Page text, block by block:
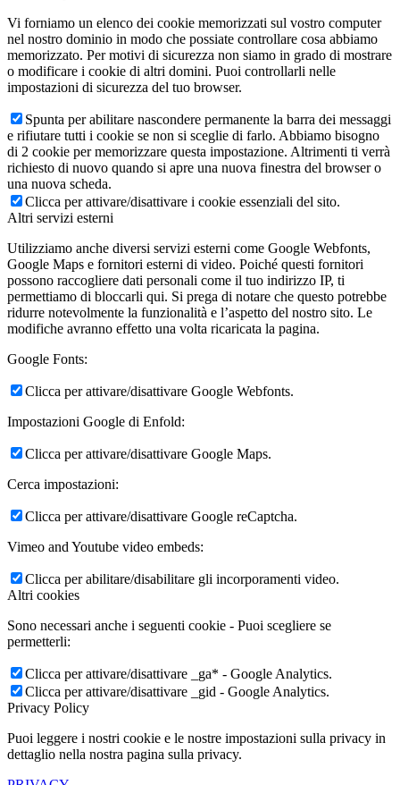
Vi forniamo un elenco dei cookie memorizzati sul vostro computer
nel nostro dominio in modo che possiate controllare cosa abbiamo
memorizzato. Per motivi di sicurezza non siamo in grado di mostrare
o modificare i cookie di altri domini. Puoi controllarli nelle
impostazioni di sicurezza del tuo browser.
Spunta per abilitare nascondere permanente la barra dei messaggi
e rifiutare tutti i cookie se non si sceglie di farlo. Abbiamo bisogno
di 2 cookie per memorizzare questa impostazione. Altrimenti ti verrà
richiesto di nuovo quando si apre una nuova finestra del browser o
una nuova scheda.
Clicca per attivare/disattivare i cookie essenziali del sito.
Altri servizi esterni
Utilizziamo anche diversi servizi esterni come Google Webfonts,
Google Maps e fornitori esterni di video. Poiché questi fornitori
possono raccogliere dati personali come il tuo indirizzo IP, ti
permettiamo di bloccarli qui. Si prega di notare che questo potrebbe
ridurre notevolmente la funzionalità e l’aspetto del nostro sito. Le
modifiche avranno effetto una volta ricaricata la pagina.
Google Fonts:
Clicca per attivare/disattivare Google Webfonts.
Impostazioni Google di Enfold:
Clicca per attivare/disattivare Google Maps.
Cerca impostazioni:
Clicca per attivare/disattivare Google reCaptcha.
Vimeo and Youtube video embeds:
Clicca per abilitare/disabilitare gli incorporamenti video.
Altri cookies
Sono necessari anche i seguenti cookie - Puoi scegliere se
permetterli:
Clicca per attivare/disattivare _ga* - Google Analytics.
Clicca per attivare/disattivare _gid - Google Analytics.
Privacy Policy
Puoi leggere i nostri cookie e le nostre impostazioni sulla privacy in
dettaglio nella nostra pagina sulla privacy.